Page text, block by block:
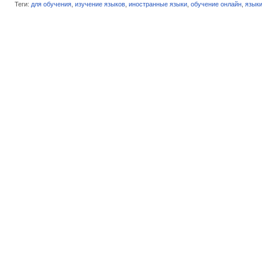
Теги: для обучения изучение языков иностранные языки обучение онлайн языки